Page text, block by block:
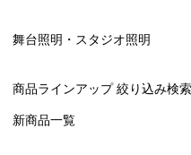
舞台照明・スタジオ照明
商品ラインアップ 絞り込み検索
新商品一覧